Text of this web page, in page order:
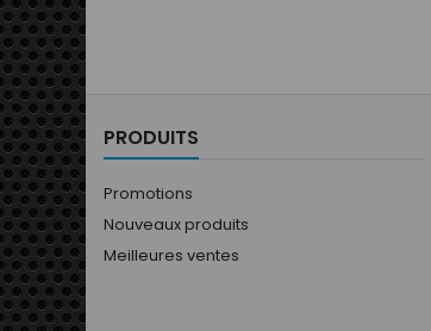
PRODUITS
Promotions
Nouveaux produits
Meilleures ventes